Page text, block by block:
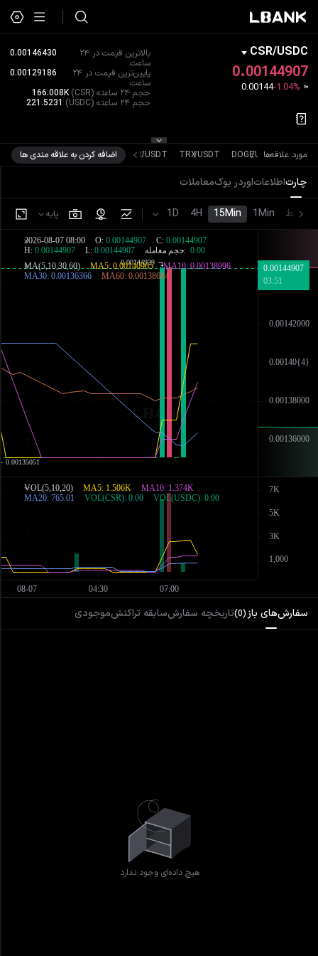
CSR/USDC
0.00144907
≈
0.00144-1.04%
بالاترین قیمت در ۲۴
ساعت
0.00146430
پایین‌ترین قیمت در ۲۴
ساعت
0.00129186
حجم ۲۴ ساعته
(CSR)
166.008K
حجم ۲۴ ساعته (USDC)
221.5231
مورد علاقه‌ها
XRP/
DOGE/USDT
TRX/USDT
SUI/USDT اضافه کردن به علاقه مندی ها
چارتاطلاعاتاوردر بوکمعاملات
خط 1Min
15Min
4H
1D پایه
سفارش‌های باز (
0
)تاریخچه سفارشسابقه تراکنشموجودی
هیچ داده‌ای وجود ندارد